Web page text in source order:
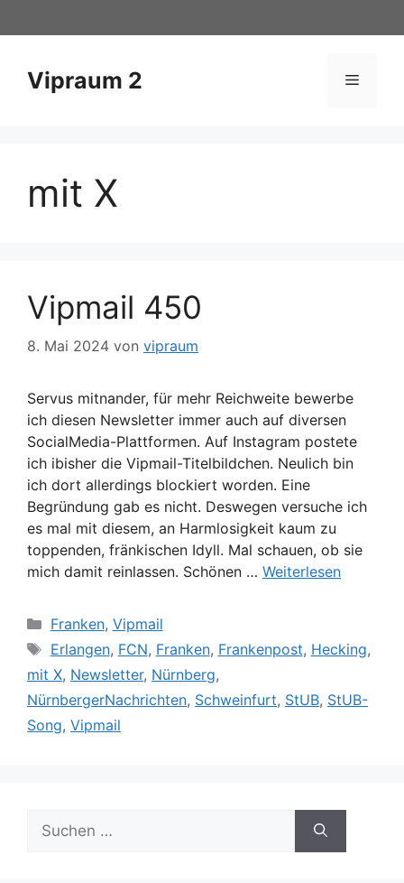
Inhalt
Vipraum 2 Menü
mit X
Vipmail 450
8. Mai 2024 von vipraum
Servus mitnander, für mehr Reichweite bewerbe
ich diesen Newsletter immer auch auf diversen
SocialMedia-Plattformen. Auf Instagram postete
ich ibisher die Vipmail-Titelbildchen. Neulich bin
ich dort allerdings blockiert worden. Eine
Begründung gab es nicht. Deswegen versuche ich
es mal mit diesem, an Harmlosigkeit kaum zu
toppenden, fränkischen Idyll. Mal schauen, ob sie
mich damit reinlassen. Schönen … Weiterlesen
Kategorien
Franken, Vipmail
Schlagwörter
Erlangen, FCN, Franken, Frankenpost, Hecking,
mit X, Newsletter, Nürnberg,
NürnbergerNachrichten, Schweinfurt, StUB, StUB-
Song, Vipmail
Suche
nach: